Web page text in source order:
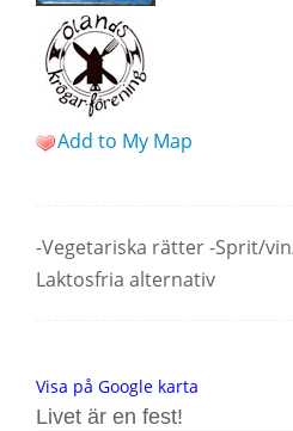
Add to My Map
-Vegetariska rätter -Sprit/
Laktosfria alternativ
Visa på Google karta
Livet är en fest!